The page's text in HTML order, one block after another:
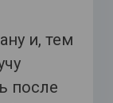
и, тем
после